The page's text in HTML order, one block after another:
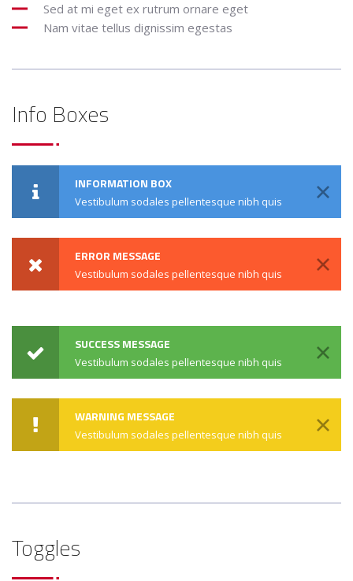
Sed at mi eget ex rutrum ornare eget
Nam vitae tellus dignissim egestas
Info Boxes
INFORMATION BOX
Vestibulum sodales pellentesque nibh quis
ERROR MESSAGE
Vestibulum sodales pellentesque nibh quis
SUCCESS MESSAGE
Vestibulum sodales pellentesque nibh quis
WARNING MESSAGE
Vestibulum sodales pellentesque nibh quis
Toggles